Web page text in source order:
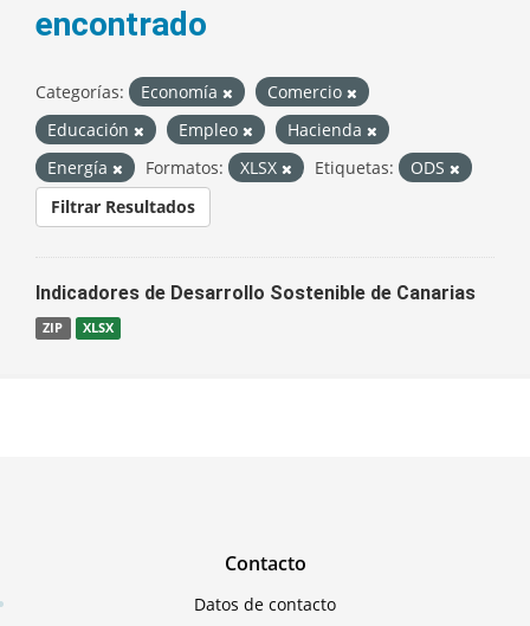
encontrado
Categorías: Economía
Comercio
Educación
Empleo
Hacienda
Energía
Formatos: XLSX Etiquetas:
ODS
Filtrar Resultados
Indicadores de Desarrollo Sostenible de Canarias
ZIP XLSX
Contacto
Datos de contacto